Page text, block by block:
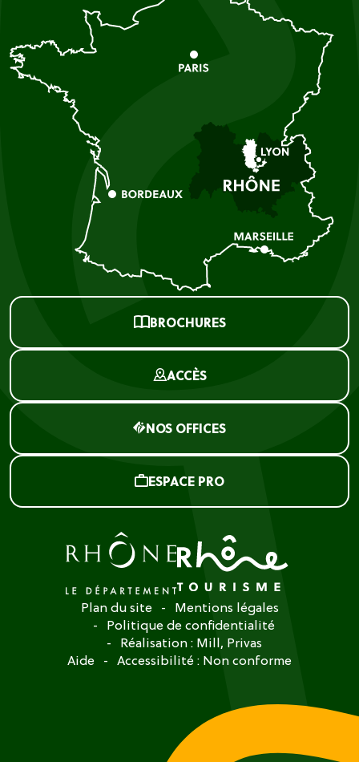
BROCHURES
ACCÈS
NOS OFFICES
ESPACE PRO
Plan du site
Mentions légales
Politique de confidentialité
Réalisation : Mill, Privas
Aide
Accessibilité : Non conforme